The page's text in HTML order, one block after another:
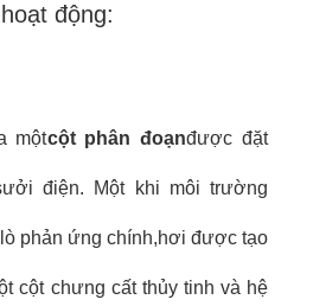
động:
mộtcột phân đoạnđược đặt
điện. Một khi môi trường
phản ứng chính,hơi được tạo
cột chưng cất thủy tinh và hệ